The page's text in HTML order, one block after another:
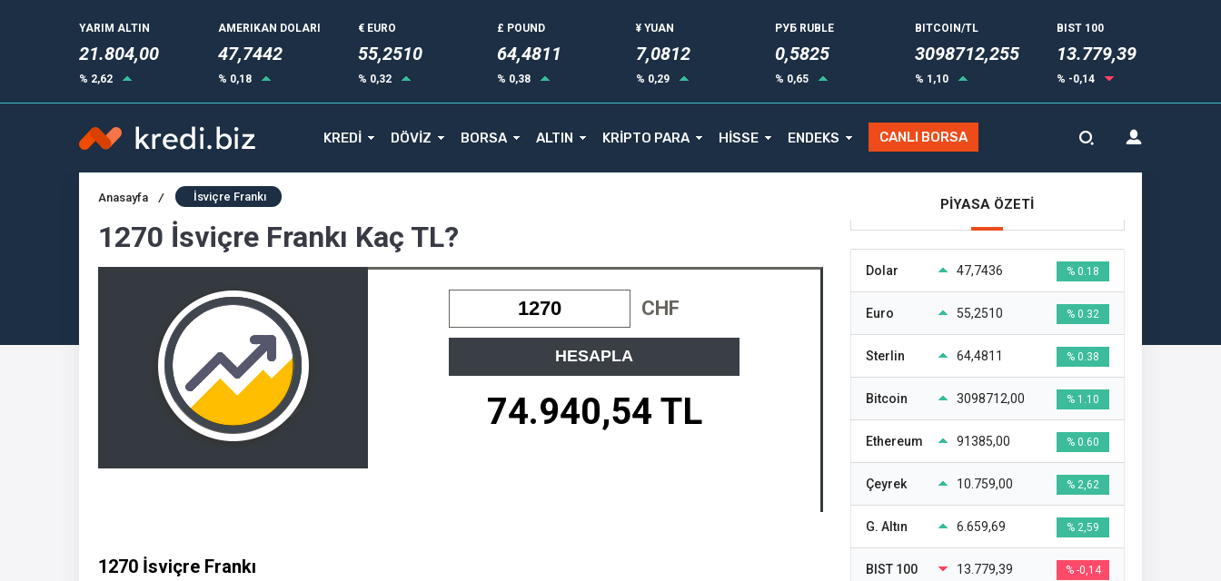
YARIM ALTIN
21.804,00
% 2,62
AMERIKAN DOLARI
47,7442
% 0,18
€ EURO
55,2511
% 0,32
£ POUND
64,4811
% 0,38
¥ YUAN
7,0812
% 0,29
РУБ RUBLE
0,5831
% 0,65
BITCOIN/TL
3098712,255
% 1,10
BIST 100
13.779,39
% -0,14
KREDİ DÖVİZ BORSA ALTIN KRİPTO PARA HİSSE ENDEKS CANLI BORSA
Anasayfa / İsviçre Frankı
1270 İsviçre Frankı Kaç TL?
CHF
HESAPLA
74.940,54 TL
1270 İsviçre Frankı
PİYASA ÖZETİ
Dolar 47,7436 % 0.18
Euro 55,2510 % 0.32
Sterlin 64,4811 % 0.38
Bitcoin 3098712,00 % 1.10
Ethereum 91385,00 % 0.60
Çeyrek 10.759,00 % 2,62
G. Altın 6.659,69 % 2,59
BIST 100 13.779,39 % -0,14